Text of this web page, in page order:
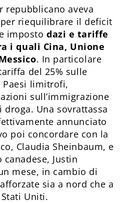
repubblicano aveva
riequilibrare il deficit
impostodazi e tariffe
i quali Cina, Unione
. In particolare
del 25% sulle
limitrofi,
sull’immigrazione
Una sovrattassa
annunciato
poi concordare con la
Claudia Sheinbaum, e
Justin
mese, in cambio di
sia a nord che a
Uniti.